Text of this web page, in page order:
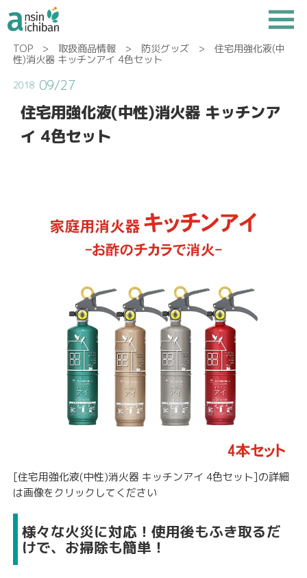
TOP> 取扱商品情報> 防災グッズ> 住宅用強化液(中
性)消火器 キッチンアイ 4色セット
2018 09/27
住宅用強化液(中性)消火器 キッチンア
イ 4色セット
[住宅用強化液(中性)消火器 キッチンアイ 4色セット]の詳細
は画像をクリックしてください
様々な火災に対応！使用後もふき取るだ
けで、お掃除も簡単！